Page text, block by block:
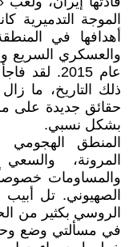
الموجة
أهدافها في
والعسكري السريع
عام 2015.
ذلك التاريخ، ما
حقائق جديدة على
بشكل نسبي.
المنطق
المرونة،
والمساومات
الصهيوني. تل
الروسي بكثير من
في مسألتي وضع